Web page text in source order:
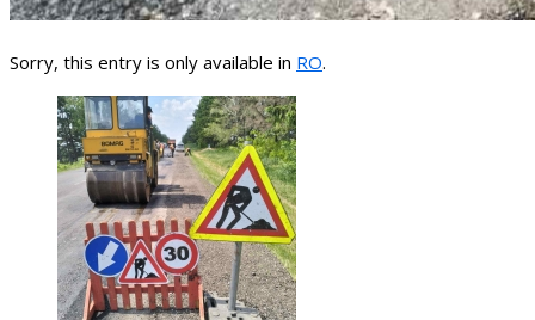
Sorry, this entry is only available in RO.